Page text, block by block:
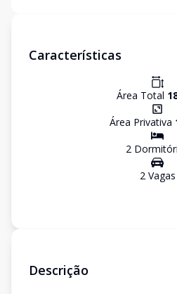
Características
Área Total
Área Privativa
2
2Vagas
Descrição